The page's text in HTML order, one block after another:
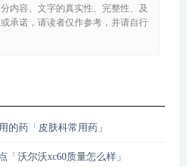
内容、文字的真实性、完整性、及
承诺，请读者仅作参考，并请自行
的药「皮肤科常用药」
「沃尔沃xc60质量怎么样」